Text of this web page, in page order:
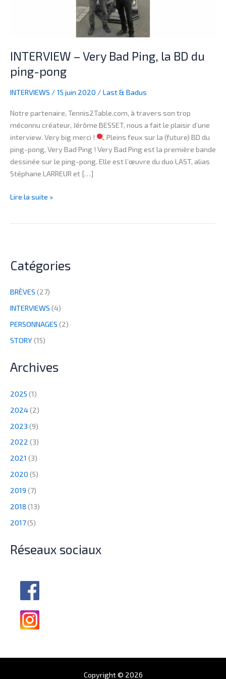
INTERVIEW – Very Bad Ping, la BD du
ping-pong
INTERVIEWS / 15 juin 2020 / Last & Badus
Notre partenaire, Tennis2Table.com, à travers son trop
méconnu créateur, Jérôme BESSET, nous a fait le plaisir d’une
interview. Very big merci !
Pleins feux sur la (future) BD du
ping-pong, Very Bad Ping ! Very Bad Ping est la première bande
dessinée sur le ping-pong. Elle est l’œuvre du duo LAST, alias
Stéphane LARREUR et […]
Lire la suite »
Catégories
BRÈVES (27)
INTERVIEWS (4)
PERSONNAGES (2)
STORY(15)
Archives
2025 (1)
2024(2)
2023 (9)
2022 (3)
2021 (3)
2020 (5)
2019 (7)
2018 (13)
2017(5)
Réseaux sociaux
Copyright © 2026